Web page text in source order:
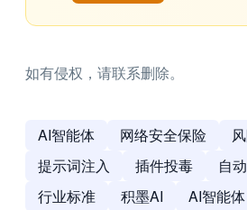
如有侵权，请联系删除。
AI智能体 网络安全保险
提示词注入
插件投毒 自
行业标准
积墨AI AI智能体